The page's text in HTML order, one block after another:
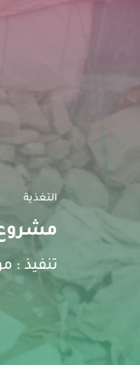
التغذية
مشروع
تنفيذ :